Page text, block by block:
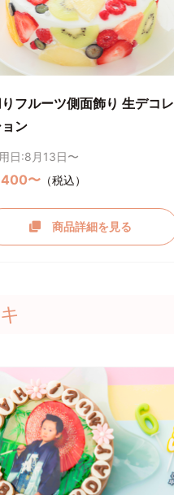
フルーツ側面飾り 生デコレ
ン
日:8月13日〜
〜（税込）
商品詳細を見る